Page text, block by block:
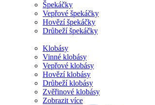
Špekáčky
Vepřové špekáčky
Hovězí špekáčky
Drůbeží špekáčky
Klobásy
Vinné klobásy
Vepřové klobásy
Hovězí klobásy
Drůbeží klobásy
Zvěřinové klobásy
Zobrazit více